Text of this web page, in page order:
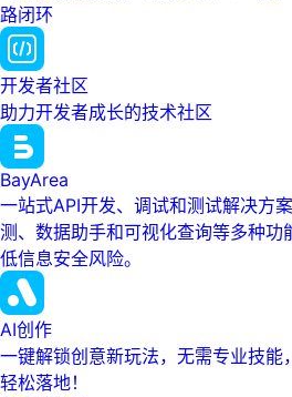
路闭环
开发者社区
助力开发者成长的技术社区
BayArea
一站式API开发、调试和测试解决方
测、数据助手和可视化查询等多种功
低信息安全风险。
AI创作
一键解锁创意新玩法，无需专业技能
轻松落地！